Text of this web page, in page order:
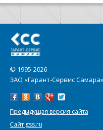
© 1995-2026
ЗАО «Гарант-Сервис Самара»
Предыдущая версия сайта
Сайт gss.ru